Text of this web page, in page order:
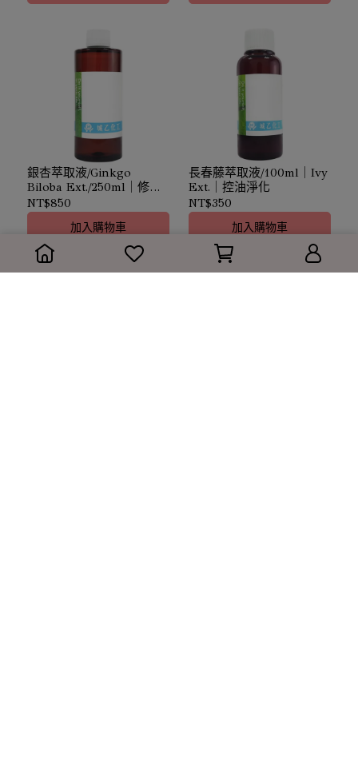
銀杏萃取液/Ginkgo
Biloba Ext./250ml｜修復
肌膚
NT$850
加入購物車
長春藤萃取液/100ml｜Ivy
Ext.｜控油淨化
NT$350
加入購物車